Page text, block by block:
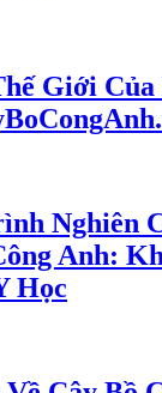
Giới Của
Nghiên
Anh:
Học